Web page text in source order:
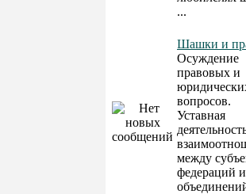
...
Шашки и
Осуждение
правовых и
вопросов.
Уставная
между
федераций и